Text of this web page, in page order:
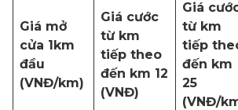
Giá mở
cửa 1km
đầu
(VNĐ/km)
Giá cước
từ km
tiếp theo
đến km 12
(VNĐ)
Giá
từ km
tiếp
đến km
25
(VNĐ/